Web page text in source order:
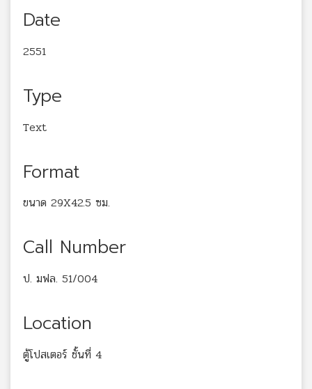
Date
2551
Type
Text
Format
ขนาด 29X42.5 ซม.
Call Number
ป. มฟล. 51/004
Location
ตู้โปสเตอร์ ชั้นที่ 4